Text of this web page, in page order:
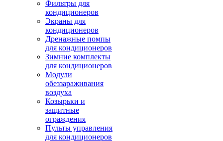
Фильтры для
кондиционеров
Экраны для
кондиционеров
Дренажные помпы
для кондиционеров
Зимние комплекты
для кондиционеров
Модули
обеззараживания
воздуха
Козырьки и
защитные
ограждения
Пульты управления
для кондиционеров